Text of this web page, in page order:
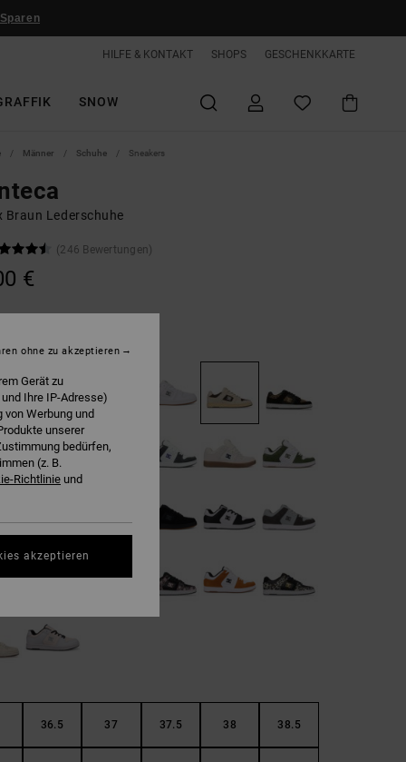
HILFE & KONTAKT SHOPS GESCHENKKARTE
SNOW
Männer Schuhe Sneakers
Braun Lederschuhe
(246 Bewertungen)
€
36.5 37 37.5 38 38.5
Gerät zu
Ihre IP-Adresse)
Werbung und
unserer
bedürfen,
(z. B.
Richtlinie und
ohne zu akzeptieren
akzeptieren